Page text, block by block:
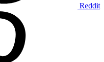
Reddit